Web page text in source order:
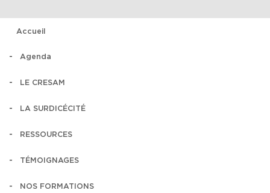
Accueil
Agenda
LE CRESAM
LA SURDICÉCITÉ
RESSOURCES
TÉMOIGNAGES
NOS FORMATIONS